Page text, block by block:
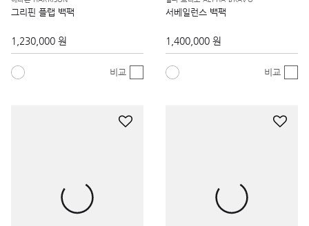
그리핀 플랩 백팩
1,230,000 원
비교
서베일런스 백팩
1,400,000 원
비교